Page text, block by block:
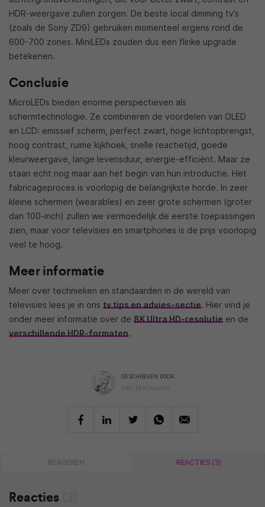
HDR-weergave zullen zorgen. De beste local dimming tv’s
(zoals de Sony ZD9) gebruiken momenteel ergens rond de
600-700 zones. MiniLEDs zouden dus een flinke upgrade
betekenen.
Conclusie
MicroLEDs bieden enorme perspectieven als
schermtechnologie. Ze combineren de voordelen van OLED
en LCD: emissief scherm, perfect zwart, hoge lichtopbrengst,
hoog contrast, ruime kijkhoek, snelle reactietijd, goede
kleurweergave, lange levensduur, energie-efficiënt. Maar ze
staan echt nog maar aan het begin van hun introductie. Het
fabricageproces is voorlopig de belangrijkste horde. In zeer
kleine schermen (wearables) en zeer grote schermen (groter
dan 100-inch) zullen we vermoedelijk de eerste toepassingen
zien, maar voor televisies en smartphones is de prijs voorlopig
veel te hoog.
Meer informatie
Meer over technieken en standaarden in de wereld van
televisies lees je in ons tv tips en advies-sectie. Hier vind je
onder meer informatie over de 8K Ultra HD-resolutie en de
verschillende HDR-formaten.
GESCHREVEN DOOR
ERIC BEECKMANS
REAGEREN REACTIES (3)
Reacties